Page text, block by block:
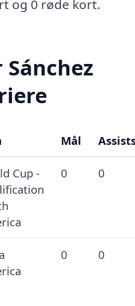
og 0 røde kort.
Mål
Cup -
0 0
0 0